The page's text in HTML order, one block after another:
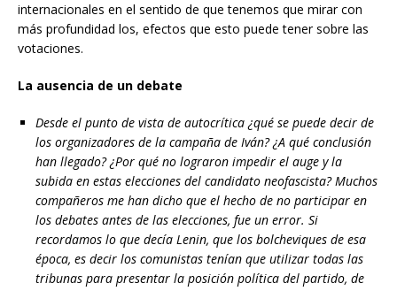
internacionales en el sentido de que tenemos que mirar con
más profundidad los, efectos que esto puede tener sobre las
votaciones.
La ausencia de un debate
Desde el punto de vista de autocrítica ¿qué se puede decir de
los organizadores de la campaña de Iván? ¿A qué conclusión
han llegado? ¿Por qué no lograron impedir el auge y la
subida en estas elecciones del candidato neofascista? Muchos
compañeros me han dicho que el hecho de no participar en
los debates antes de las elecciones, fue un error. Si
recordamos lo que decía Lenin, que los bolcheviques de esa
época, es decir los comunistas tenían que utilizar todas las
tribunas para presentar la posición política del partido, de